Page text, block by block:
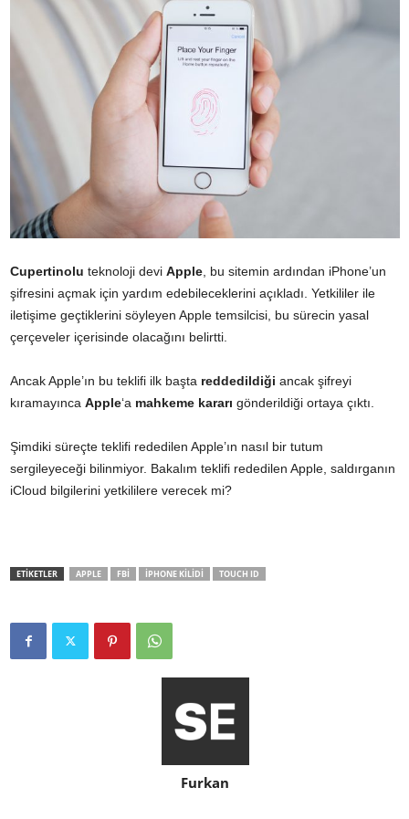
Cupertinolu teknoloji devi Apple , bu sitemin ardından iPhone’un
şifresini açmak için yardım edebileceklerini açıkladı. Yetkililer ile
iletişime geçtiklerini söyleyen Apple temsilcisi, bu sürecin yasal
çerçeveler içerisinde olacağını belirtti.
Ancak Apple’ın bu teklifi ilk başta reddedildiği ancak şifreyi
kıramayınca Apple‘a mahkeme kararı gönderildiği ortaya çıktı.
Şimdiki süreçte teklifi rededilen Apple’ın nasıl bir tutum
sergileyeceği bilinmiyor. Bakalım teklifi rededilen Apple, saldırganın
iCloud bilgilerini yetkililere verecek mi?
ETİKETLER APPLE FBI IPHONE KILIDI TOUCH ID
Furkan